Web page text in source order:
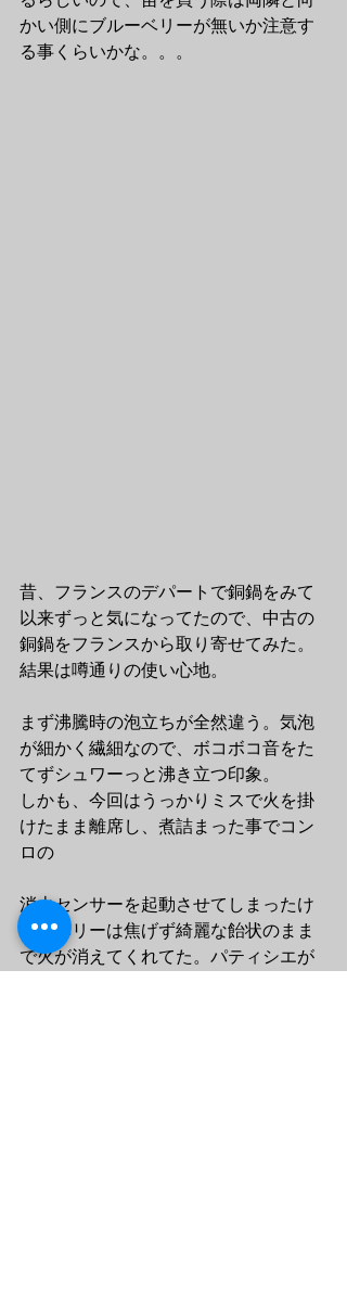
かい側にブルーベリーが無いか注意す
る事くらいかな。。。
昔、フランスのデパートで銅鍋をみて
以来ずっと気になってたので、中古の
銅鍋をフランスから取り寄せてみた。
結果は噂通りの使い心地。
まず沸騰時の泡立ちが全然違う。気泡
が細かく繊細なので、ボコボコ音をた
てずシュワーっと沸き立つ印象。
しかも、今回はうっかりミスで火を掛
けたまま離席し、煮詰まった事でコン
ロの
消火センサーを起動させてしまったけ
ど、ベリーは焦げず綺麗な飴状のまま
で火が消えてくれてた。パティシエが